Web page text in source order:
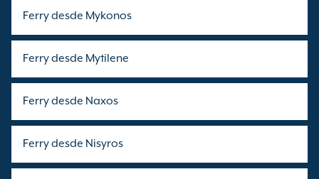
Ferry desde Mykonos
Ferry desde Mytilene
Ferry desde Naxos
Ferry desde Nisyros